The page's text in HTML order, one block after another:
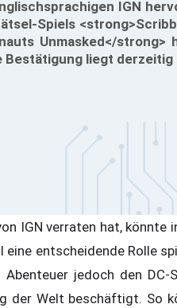
IGN
Spiels
Unmasked</strong>
Bestätigung liegt
IGN verraten hat, könnte
entscheidende Rolle
jedoch den DC-
der Welt beschäftigt. So